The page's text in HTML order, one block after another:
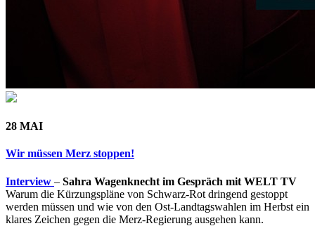
28 MAI
Wir müssen Merz stoppen!
Interview – Sahra Wagenknecht im Gespräch mit WELT TV
Warum die Kürzungspläne von Schwarz-Rot dringend gestoppt
werden müssen und wie von den Ost-Landtagswahlen im Herbst ein
klares Zeichen gegen die Merz-Regierung ausgehen kann.